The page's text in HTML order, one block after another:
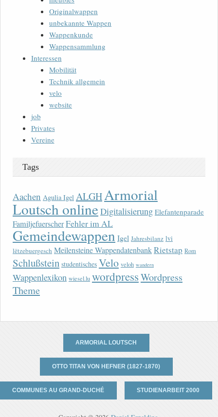
Originalwappen
unbekannte Wappen
Wappenkunde
Wappensammlung
Interessen
Mobilität
Technik allgemein
velo
website
job
Privates
Vereine
Tags
Aachen Agulia Igel ALGHArmorial
Loutsch onlineDigitalisierung Elefantenparade
FamiljefuerscherFehler im AL
Gemeindewappen Igel Jahresbilanz lvi
lëtzebuergesch Meilensteine WappendatenbankRietstap Rom
Schlußstein studentisches Velo veloh wandern
Wappenlexikon wiesel.lu wordpressWordpress
Theme
ARMORIAL LOUTSCH
OTTO TITAN VON HEFNER (1827-1870)
COMMUNES AU GRAND-DUCHÉ STUDIENARBEIT 2000